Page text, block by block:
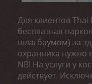
Для клиентов Thai
бесплатная
шлагбаумом) за
охранника нужно
NB! На услуги у
действует.